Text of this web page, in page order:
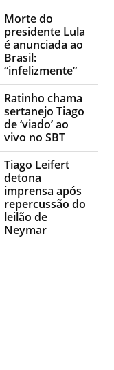
Morte do
presidente Lula
é anunciada ao
Brasil:
“infelizmente”
Ratinho chama
sertanejo Tiago
de ‘viado’ ao
vivo no SBT
Tiago Leifert
detona
imprensa após
repercussão do
leilão de
Neymar